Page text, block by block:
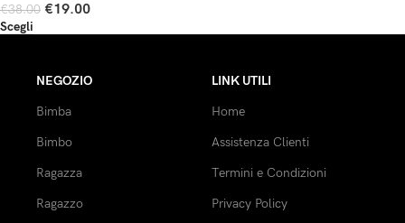
€38.00 €19.00
Scegli
NEGOZIO
Bimba
Bimbo
Ragazza
Ragazzo
LINK UTILI
Home
Assistenza Clienti
Termini e Condizioni
Privacy Policy